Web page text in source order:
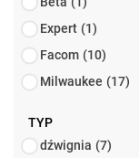
Expert (1)
Facom (10)
Milwaukee (17)
TYP
dźwignia (7)